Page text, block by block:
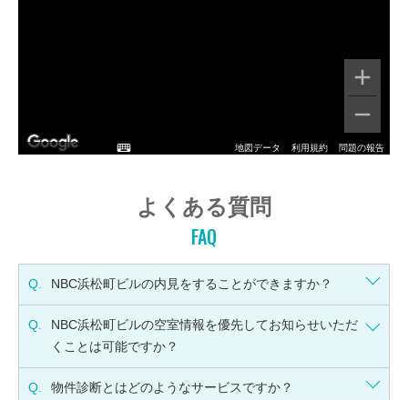
地図データ 利用規約 問題の報告
よくある質問
FAQ
Q. NBC浜松町ビルの内見をすることができますか？
Q.
NBC浜松町ビルの空室情報を優先してお知らせいただ
くことは可能ですか？
Q. 物件診断とはどのようなサービスですか？